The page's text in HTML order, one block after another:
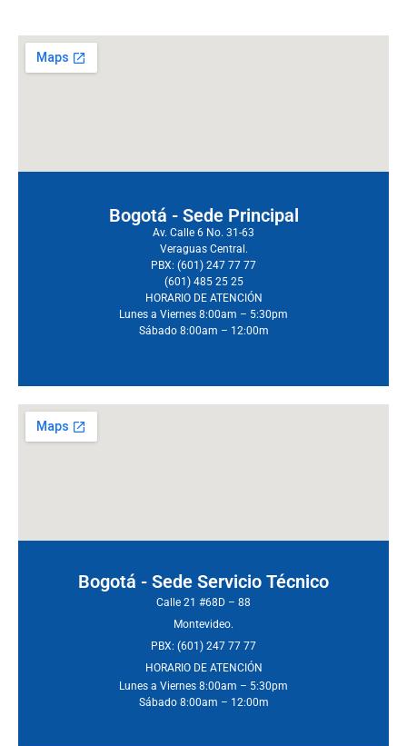
Bogotá - Sede Principal
Av. Calle 6 No. 31-63
Veraguas Central.
PBX: (601) 247 77 77
(601) 485 25 25
HORARIO DE ATENCIÓN
Lunes a Viernes 8:00am – 5:30pm
Sábado 8:00am – 12:00m
Bogotá - Sede Servicio Técnico
Calle 21 #68D – 88
Montevideo.
PBX: (601) 247 77 77
HORARIO DE ATENCIÓN
Lunes a Viernes 8:00am – 5:30pm
Sábado 8:00am – 12:00m